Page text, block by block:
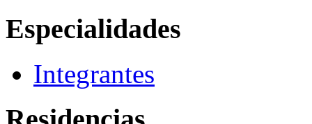
Especialidades
Integrantes